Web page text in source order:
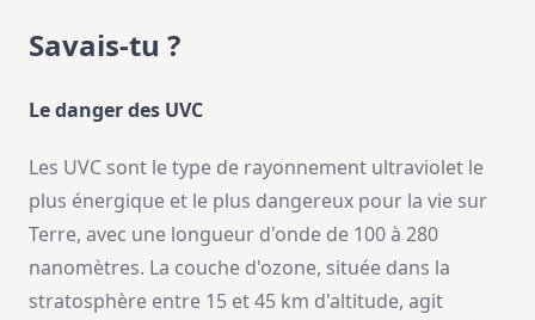
Savais-tu ?
Le danger des UVC
Les UVC sont le type de rayonnement ultraviolet le
plus énergique et le plus dangereux pour la vie sur
Terre, avec une longueur d'onde de 100 à 280
nanomètres. La couche d'ozone, située dans la
stratosphère entre 15 et 45 km d'altitude, agit